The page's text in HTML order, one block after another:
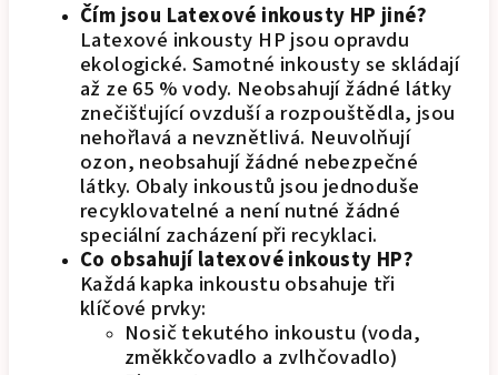
Čím jsou Latexové inkousty HP jiné?
Latexové inkousty HP jsou opravdu
ekologické. Samotné inkousty se skládají
až ze 65 % vody. Neobsahují žádné látky
znečišťující ovzduší a rozpouštědla, jsou
nehořlavá a nevznětlivá. Neuvolňují
ozon, neobsahují žádné nebezpečné
látky. Obaly inkoustů jsou jednoduše
recyklovatelné a není nutné žádné
speciální zacházení při recyklaci.
Co obsahují latexové inkousty HP?
Každá kapka inkoustu obsahuje tři
klíčové prvky:
Nosič tekutého inkoustu (voda,
změkkčovadlo a zvlhčovadlo)